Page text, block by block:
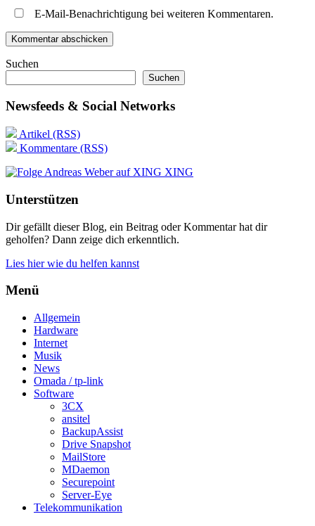
E-Mail-Benachrichtigung bei weiteren Kommentaren.
Suchen
Suchen
Newsfeeds & Social Networks
Artikel (RSS)
Kommentare (RSS)
XING
Unterstützen
Dir gefällt dieser Blog, ein Beitrag oder Kommentar hat dir
geholfen? Dann zeige dich erkenntlich.
Lies hier wie du helfen kannst
Menü
Allgemein
Hardware
Internet
Musik
News
Omada / tp-link
Software
3CX
ansitel
BackupAssist
Drive Snapshot
MailStore
MDaemon
Securepoint
Server-Eye
Telekommunikation